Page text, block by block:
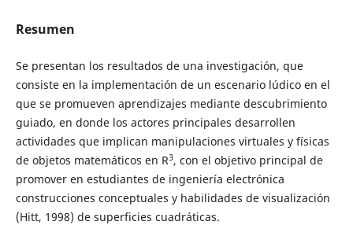
Resumen
Se presentan los resultados de una investigación, que
consiste en la implementación de un escenario lúdico en el
que se promueven aprendizajes mediante descubrimiento
guiado, en donde los actores principales desarrollen
actividades que implican manipulaciones virtuales y físicas
de objetos matemáticos en R3, con el objetivo principal de
promover en estudiantes de ingeniería electrónica
construcciones conceptuales y habilidades de visualización
(Hitt, 1998) de superficies cuadráticas.